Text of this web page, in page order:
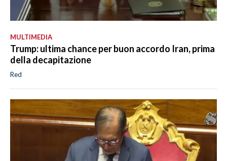
MULTIMEDIA
Trump: ultima chance per buon accordo Iran, prima
della decapitazione
Red